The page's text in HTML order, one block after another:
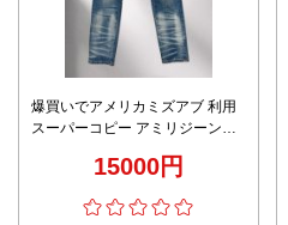
爆買いでアメリカミズアブ 利用
スーパーコピー アミリジーンズ
15000円